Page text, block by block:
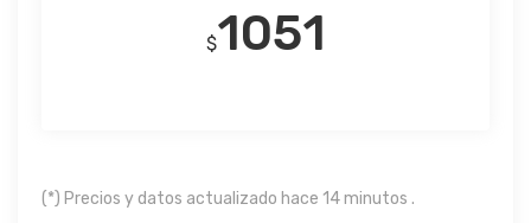
$1051
(*) Precios y datos actualizado hace 14 minutos .